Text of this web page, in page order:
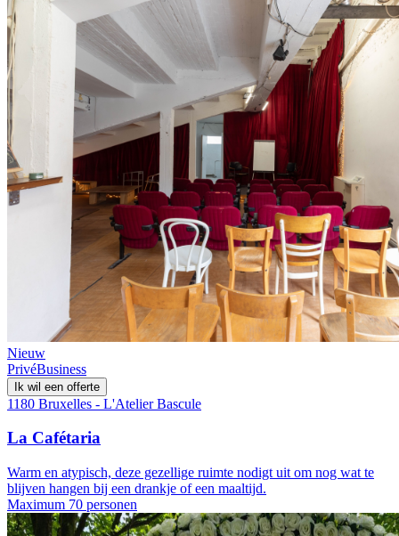
Nieuw
PrivéBusiness
Ik wil een offerte
1180 Bruxelles - L'Atelier Bascule
La Cafétaria
Warm en atypisch, deze gezellige ruimte nodigt uit om nog wat te
blijven hangen bij een drankje of een maaltijd.
Maximum 70 personen